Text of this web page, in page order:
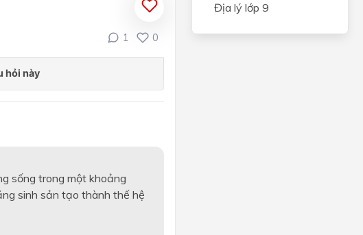
1 0
sống trong một khoảng
sinh sản tạo thành thế hệ
Địa lý lớp 9